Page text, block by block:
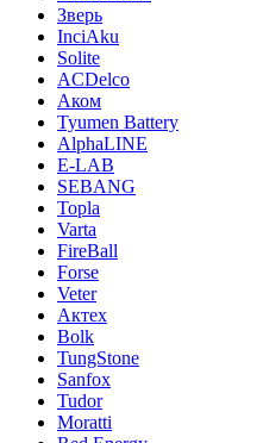
Зверь
InciAku
Solite
ACDelco
Аком
Tyumen Battery
AlphaLINE
E-LAB
SEBANG
Topla
Varta
FireBall
Forse
Veter
Актех
Bolk
TungStone
Sanfox
Tudor
Moratti